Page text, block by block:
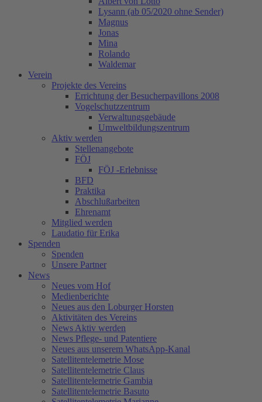
Lysann (ab 05/2020 ohne Sender)
Magnus
Jonas
Mina
Rolando
Waldemar
Verein
Projekte des Vereins
Errichtung der Besucherpavillons 2008
Vogelschutzzentrum
Verwaltungsgebäude
Umweltbildungszentrum
Aktiv werden
Stellenangebote
FÖJ
FÖJ -Erlebnisse
BFD
Praktika
Abschlußarbeiten
Ehrenamt
Mitglied werden
Laudatio für Erika
Spenden
Spenden
Unsere Partner
News
Neues vom Hof
Medienberichte
Neues aus den Loburger Horsten
Aktivitäten des Vereins
News Aktiv werden
News Pflege- und Patentiere
Neues aus unserem WhatsApp-Kanal
Satellitentelemetrie Mose
Satellitentelemetrie Claus
Satellitentelemetrie Gambia
Satellitentelemetrie Basuto